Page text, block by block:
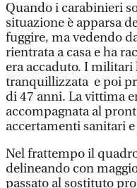
Quando i carabinieri
situazione è apparsa
fuggire, ma vedendo
rientrata a casa e ha
era accaduto. I militari
tranquillizzata e poi
di 47 anni. La vittima
accompagnata al
accertamenti sanitari
Nel frattempo il
delineando con
passato al sostituto